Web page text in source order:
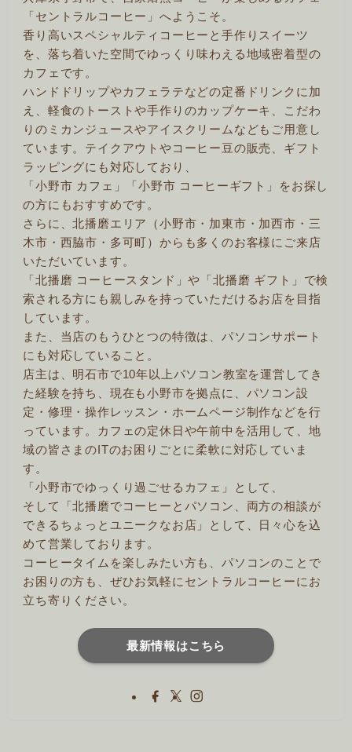
「セントラルコーヒー」へようこそ。
香り高いスペシャルティコーヒーと手作りスイーツ
を、落ち着いた空間でゆっくり味わえる地域密着型の
カフェです。
ハンドドリップやカフェラテなどの定番ドリンクに加
え、軽食のトーストや手作りのカップケーキ、こだわ
りのミカンジュースやアイスクリームなどもご用意し
ています。テイクアウトやコーヒー豆の販売、ギフト
ラッピングにも対応しており、
「小野市 カフェ」「小野市 コーヒーギフト」をお探し
の方にもおすすめです。
さらに、北播磨エリア（小野市・加東市・加西市・三
木市・西脇市・多可町）からも多くのお客様にご来店
いただいています。
「北播磨 コーヒースタンド」や「北播磨 ギフト」で検
索される方にも親しみを持っていただけるお店を目指
しています。
また、当店のもうひとつの特徴は、パソコンサポート
にも対応していること。
店主は、明石市で10年以上パソコン教室を運営してき
た経験を持ち、現在も小野市を拠点に、パソコン設
定・修理・操作レッスン・ホームページ制作などを行
っています。カフェの定休日や午前中を活用して、地
域の皆さまのITのお困りごとに柔軟に対応していま
す。
「小野市でゆっくり過ごせるカフェ」として、
そして「北播磨でコーヒーとパソコン、両方の相談が
できるちょっとユニークなお店」として、日々心を込
めて営業しております。
コーヒータイムを楽しみたい方も、パソコンのことで
お困りの方も、ぜひお気軽にセントラルコーヒーにお
立ち寄りください。
最新情報はこちら